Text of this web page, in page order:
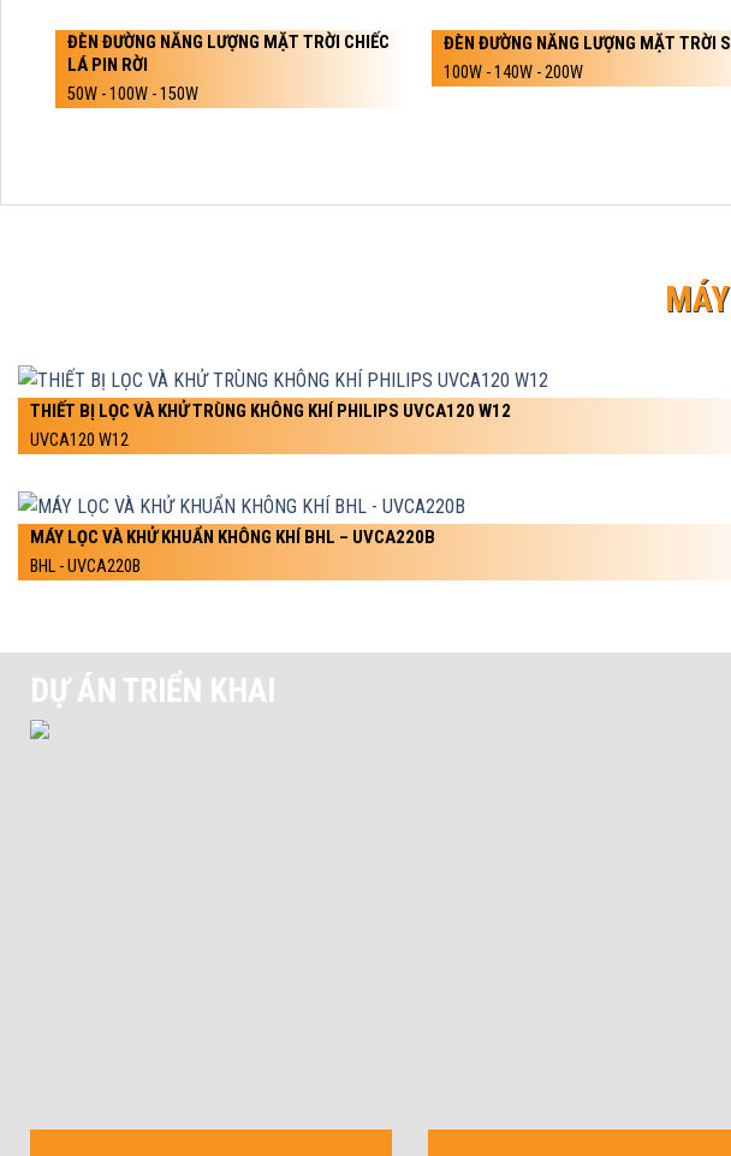
ĐÈN ĐƯỜNG NĂNG LƯỢNG MẶT TRỜI CHIẾC
LÁ PIN RỜI
50W - 100W - 150W
ĐÈN ĐƯỜNG NĂNG LƯỢNG MẶT TRỜI
100W - 140W - 200W
THIẾT BỊ LỌC VÀ KHỬ TRÙNG KHÔNG KHÍ PHILIPS UVCA120 W12
UVCA120 W12
MÁY LỌC VÀ KHỬ KHUẨN KHÔNG KHÍ BHL – UVCA220B
BHL - UVCA220B
DỰ ÁN TRIỂN KHAI